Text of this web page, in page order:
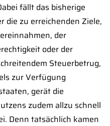
fällt das bisherige
die zu erreichenden Ziele,
der
oder der
Steuerbetrug,
zur Verfügung
gerät die
zudem allzu schnell
Denn tatsächlich kamen